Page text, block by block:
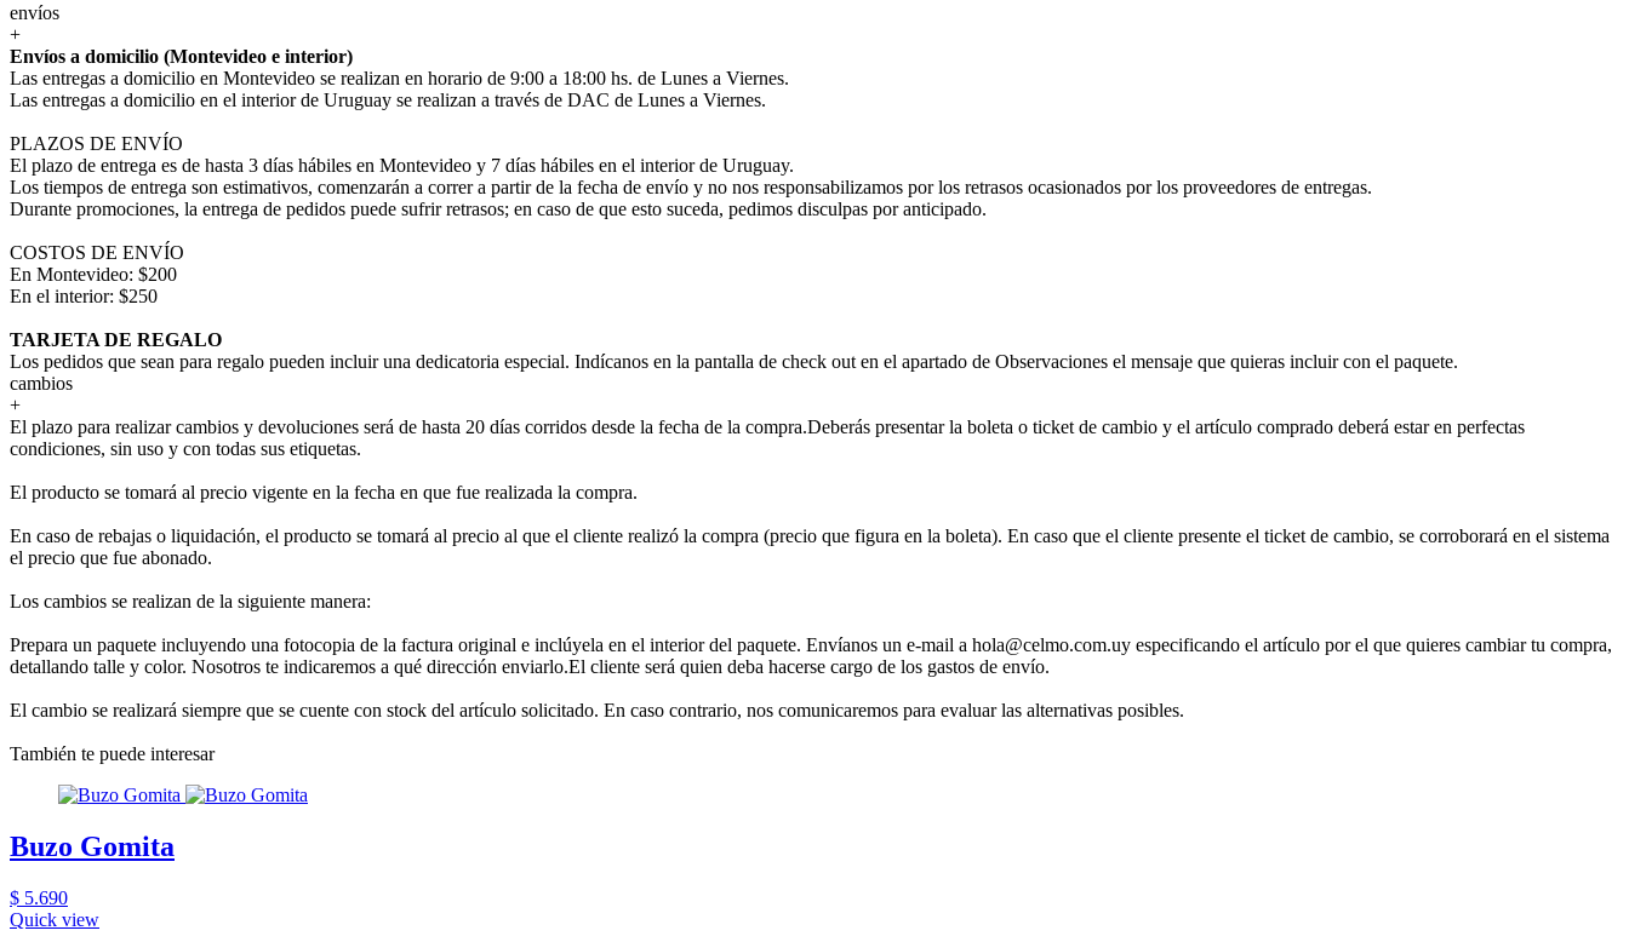
envíos
+
Envíos a domicilio (Montevideo e interior)
Las entregas a domicilio en Montevideo se realizan en horario de 9:00 a 18:00 hs. de Lunes a Viernes.
Las entregas a domicilio en el interior de Uruguay se realizan a través de DAC de Lunes a Viernes.
PLAZOS DE ENVÍO
El plazo de entrega es de hasta 3 días hábiles en Montevideo y 7 días hábiles en el interior de Uruguay.
Los tiempos de entrega son estimativos, comenzarán a correr a partir de la fecha de envío y no nos responsabilizamos por los retrasos ocasionados por los proveedores de entregas.
Durante promociones, la entrega de pedidos puede sufrir retrasos; en caso de que esto suceda, pedimos disculpas por anticipado.
COSTOS DE ENVÍO
En Montevideo: $200
En el interior: $250
TARJETA DE REGALO
Los pedidos que sean para regalo pueden incluir una dedicatoria especial. Indícanos en la pantalla de check out en el apartado de Observaciones el mensaje que quieras incluir con el paquete.
cambios
+
El plazo para realizar cambios y devoluciones será de hasta 20 días corridos desde la fecha de la compra.Deberás presentar la boleta o ticket de cambio y el artículo comprado deberá estar en perfectas
condiciones, sin uso y con todas sus etiquetas.
El producto se tomará al precio vigente en la fecha en que fue realizada la compra.
En caso de rebajas o liquidación, el producto se tomará al precio al que el cliente realizó la compra (precio que figura en la boleta). En caso que el cliente presente el ticket de cambio, se corroborará en el sistema
el precio que fue abonado.
Los cambios se realizan de la siguiente manera:
Prepara un paquete incluyendo una fotocopia de la factura original e inclúyela en el interior del paquete. Envíanos un e-mail a hola@celmo.com.uy especificando el artículo por el que quieres cambiar tu compra,
detallando talle y color. Nosotros te indicaremos a qué dirección enviarlo.El cliente será quien deba hacerse cargo de los gastos de envío.
El cambio se realizará siempre que se cuente con stock del artículo solicitado. En caso contrario, nos comunicaremos para evaluar las alternativas posibles.
También te puede interesar
Buzo Gomita
$ 5.690
Quick view